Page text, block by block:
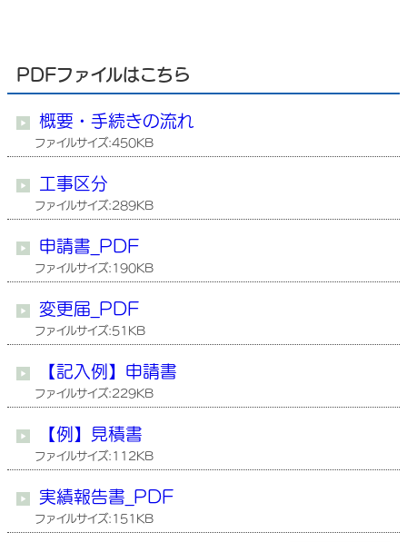
PDFファイルはこちら
概要・手続きの流れ
ファイルサイズ:450KB
工事区分
ファイルサイズ:289KB
申請書_PDF
ファイルサイズ:190KB
変更届_PDF
ファイルサイズ:51KB
【記入例】申請書
ファイルサイズ:229KB
【例】見積書
ファイルサイズ:112KB
実績報告書_PDF
ファイルサイズ:151KB